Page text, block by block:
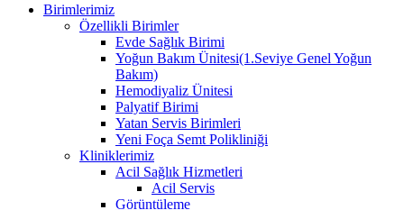
Birimlerimiz
Özellikli Birimler
Evde Sağlık Birimi
Yoğun Bakım Ünitesi(1.Seviye Genel Yoğun
Bakım)
Hemodiyaliz Ünitesi
Palyatif Birimi
Yatan Servis Birimleri
Yeni Foça Semt Polikliniği
Kliniklerimiz
Acil Sağlık Hizmetleri
Acil Servis
Görüntüleme